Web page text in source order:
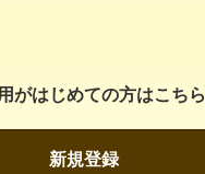
がはじめての方はこちら
新規登録